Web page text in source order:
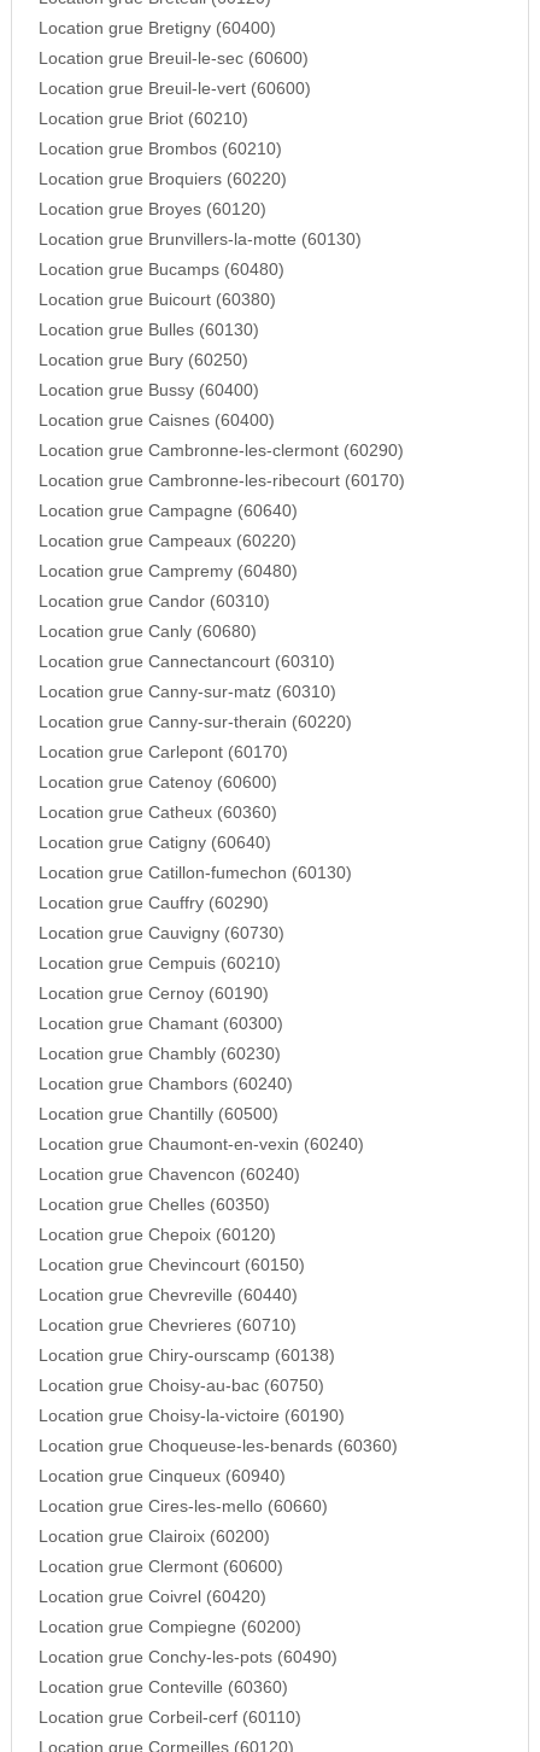
Location grue Bretigny (60400)
Location grue Breuil-le-sec (60600)
Location grue Breuil-le-vert (60600)
Location grue Briot (60210)
Location grue Brombos (60210)
Location grue Broquiers (60220)
Location grue Broyes (60120)
Location grue Brunvillers-la-motte (60130)
Location grue Bucamps (60480)
Location grue Buicourt (60380)
Location grue Bulles (60130)
Location grue Bury (60250)
Location grue Bussy (60400)
Location grue Caisnes (60400)
Location grue Cambronne-les-clermont (60290)
Location grue Cambronne-les-ribecourt (60170)
Location grue Campagne (60640)
Location grue Campeaux (60220)
Location grue Campremy (60480)
Location grue Candor (60310)
Location grue Canly (60680)
Location grue Cannectancourt (60310)
Location grue Canny-sur-matz (60310)
Location grue Canny-sur-therain (60220)
Location grue Carlepont (60170)
Location grue Catenoy (60600)
Location grue Catheux (60360)
Location grue Catigny (60640)
Location grue Catillon-fumechon (60130)
Location grue Cauffry (60290)
Location grue Cauvigny (60730)
Location grue Cempuis (60210)
Location grue Cernoy (60190)
Location grue Chamant (60300)
Location grue Chambly (60230)
Location grue Chambors (60240)
Location grue Chantilly (60500)
Location grue Chaumont-en-vexin (60240)
Location grue Chavencon (60240)
Location grue Chelles (60350)
Location grue Chepoix (60120)
Location grue Chevincourt (60150)
Location grue Chevreville (60440)
Location grue Chevrieres (60710)
Location grue Chiry-ourscamp (60138)
Location grue Choisy-au-bac (60750)
Location grue Choisy-la-victoire (60190)
Location grue Choqueuse-les-benards (60360)
Location grue Cinqueux (60940)
Location grue Cires-les-mello (60660)
Location grue Clairoix (60200)
Location grue Clermont (60600)
Location grue Coivrel (60420)
Location grue Compiegne (60200)
Location grue Conchy-les-pots (60490)
Location grue Conteville (60360)
Location grue Corbeil-cerf (60110)
Location grue Cormeilles (60120)